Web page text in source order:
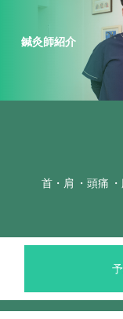
鍼灸師紹介
首・肩 頭痛